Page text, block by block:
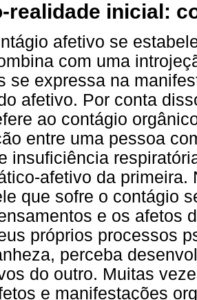
realidade inicial:
afetivo se
com uma
se expressa na
afetivo. Por conta
ao contágio
entre uma pessoa
insuficiência
afetivo da primeira.
que sofre o contágio
e os afetos
próprios processos
perceba
do outro. Muitas
e manifestações